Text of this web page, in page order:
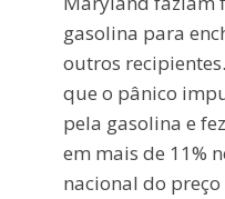
gasolina para
outros
que o pânico
pela gasolina e
em mais de 11%
nacional do